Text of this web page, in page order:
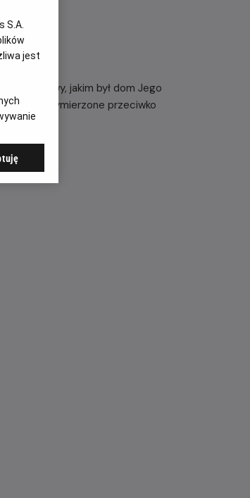
modlitwy, jakim był dom Jego
intrygi wymierzone przeciwko
S.A.
jest